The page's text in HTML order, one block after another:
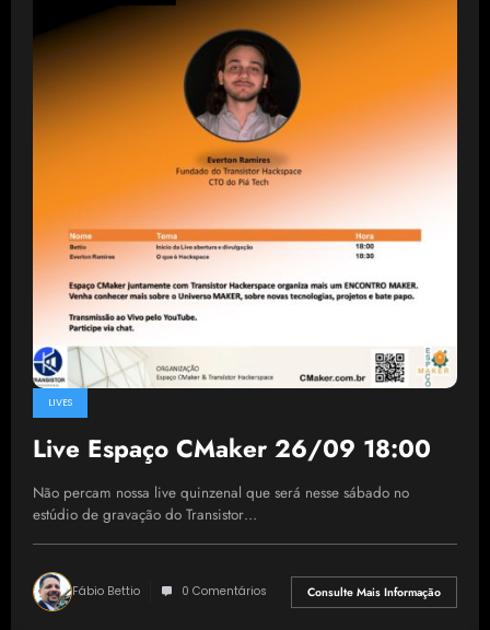
LIVES
Live Espaço CMaker 26/09 18:00
Não percam nossa live quinzenal que será nesse sábado no
estúdio de gravação do Transistor…
Fábio Bettio 0 Comentários Consulte Mais Informação